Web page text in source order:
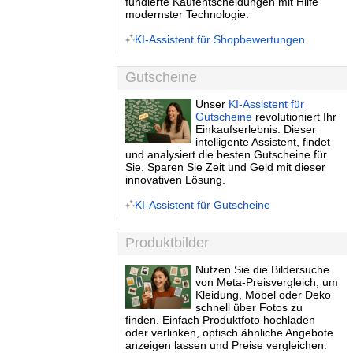
modernster Technologie.
KI-Assistent für Shopbewertungen
Gutscheine
Unser KI-Assistent für
Gutscheine revolutioniert Ihr
Einkaufserlebnis. Dieser
intelligente Assistent, findet
und analysiert die besten Gutscheine für
Sie. Sparen Sie Zeit und Geld mit dieser
innovativen Lösung.
KI-Assistent für Gutscheine
Produktbilder
Nutzen Sie die Bildersuche
von Meta-Preisvergleich, um
Kleidung, Möbel oder Deko
schnell über Fotos zu
finden. Einfach Produktfoto hochladen
oder verlinken, optisch ähnliche Angebote
anzeigen lassen und Preise vergleichen: